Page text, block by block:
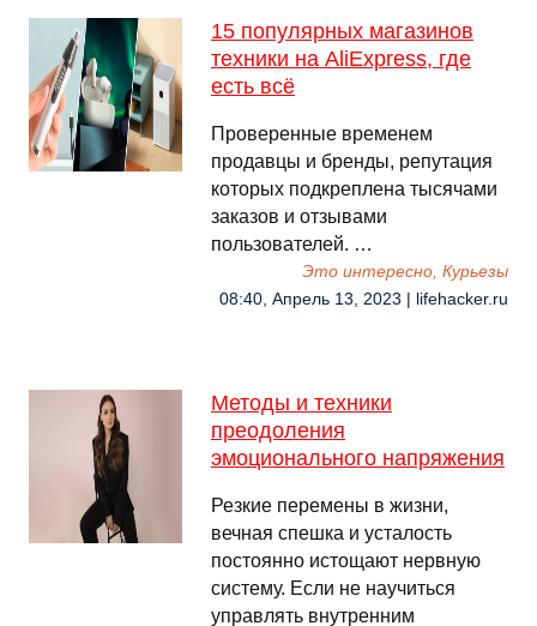
15 популярных магазинов
техники на AliExpress, где
есть всё
Проверенные временем
продавцы и бренды, репутация
которых подкреплена тысячами
заказов и отзывами
пользователей. …
Это интересно, Курьезы
08:40, Апрель 13, 2023 | lifehacker.ru
Методы и техники
преодоления
эмоционального напряжения
Резкие перемены в жизни,
вечная спешка и усталость
постоянно истощают нервную
систему. Если не научиться
управлять внутренним